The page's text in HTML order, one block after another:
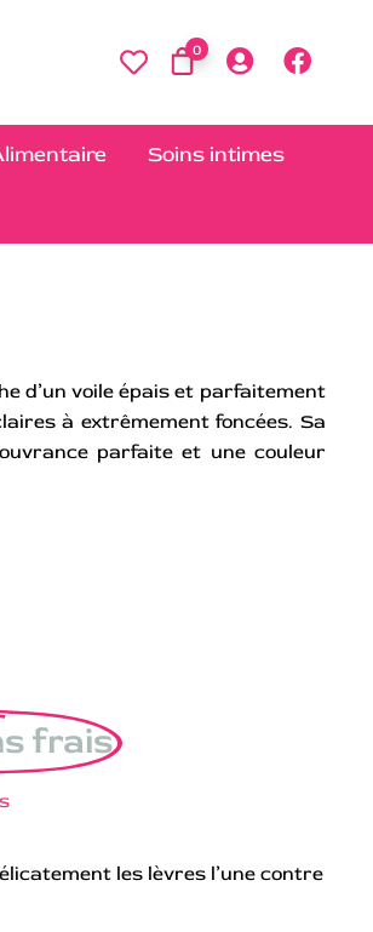
0
Soins intimes
d’un voile épais et parfaitement
à extrêmement foncées. Sa
parfaite et une couleur
frais
les lèvres l’une contre